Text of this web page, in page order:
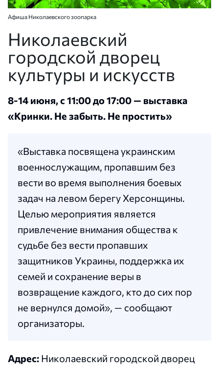
Афиша Николаевского зоопарка
Николаевский
городской дворец
культуры и искусств
8-14 июня, с 11:00 до 17:00 — выставка
«Кринки. Не забыть. Не простить»
«Выставка посвящена украинским
военнослужащим, пропавшим без
вести во время выполнения боевых
задач на левом берегу Херсонщины.
Целью мероприятия является
привлечение внимания общества к
судьбе без вести пропавших
защитников Украины, поддержка их
семей и сохранение веры в
возвращение каждого, кто до сих пор
не вернулся домой», — сообщают
организаторы.
Адрес: Николаевский городской дворец